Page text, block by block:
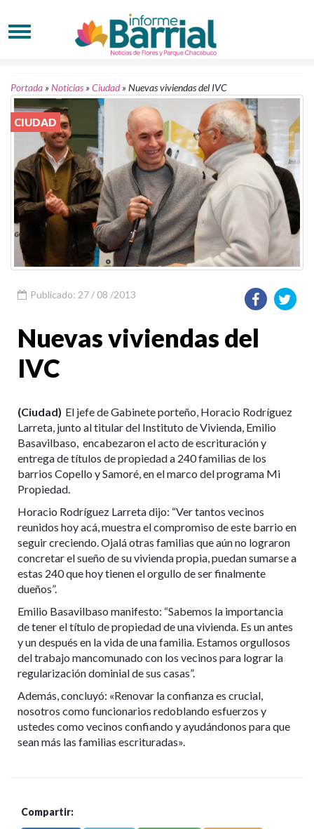
Portada »Noticias »Ciudad»Nuevas viviendas del IVC
CIUDAD
Publicado: 27 / 08 /2013
Nuevas viviendas del
IVC
(Ciudad) El jefe de Gabinete porteño, Horacio Rodríguez
Larreta, junto al titular del Instituto de Vivienda, Emilio
Basavilbaso, encabezaron el acto de escrituración y
entrega de títulos de propiedad a 240 familias de los
barrios Copello y Samoré, en el marco del programa Mi
Propiedad.
Horacio Rodríguez Larreta dijo: “Ver tantos vecinos
reunidos hoy acá, muestra el compromiso de este barrio en
seguir creciendo. Ojalá otras familias que aún no lograron
concretar el sueño de su vivienda propia, puedan sumarse a
estas 240 que hoy tienen el orgullo de ser finalmente
dueños”.
Emilio Basavilbaso manifesto: “Sabemos la importancia
de tener el título de propiedad de una vivienda. Es un antes
y un después en la vida de una familia. Estamos orgullosos
del trabajo mancomunado con los vecinos para lograr la
regularización dominial de sus casas”.
Además, concluyó: «Renovar la confianza es crucial,
nosotros como funcionarios redoblando esfuerzos y
ustedes como vecinos confiando y ayudándonos para que
sean más las familias escrituradas».
Compartir: